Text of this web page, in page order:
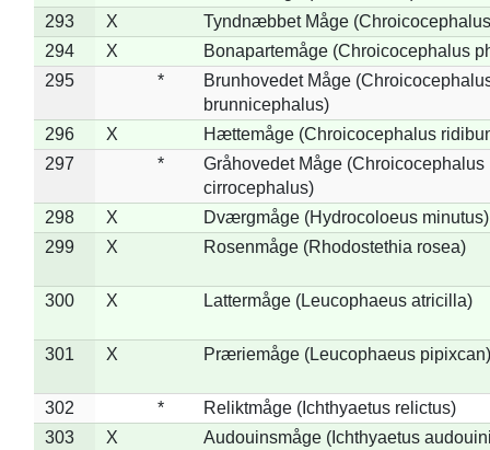
293
X
Tyndnæbbet Måge
294
X
Bonapartemåge (Chroicocephalus
295
*
Brunhovedet Måge
brunnicephalus)
296
X
Hættemåge (Chroicocephalus
297
*
Gråhovedet Måge (Chroicocephalus
cirrocephalus)
298
X
Dværgmåge (Hydrocoloeus minutus)
299
X Rosenmåge (Rhodostethia rosea)
300 X Lattermåge (Leucophaeus atricilla)
301 X Præriemåge (Leucophaeus pipixcan)
302 *
Reliktmåge (Ichthyaetus relictus)
303
X
Audouinsmåge (Ichthyaetus